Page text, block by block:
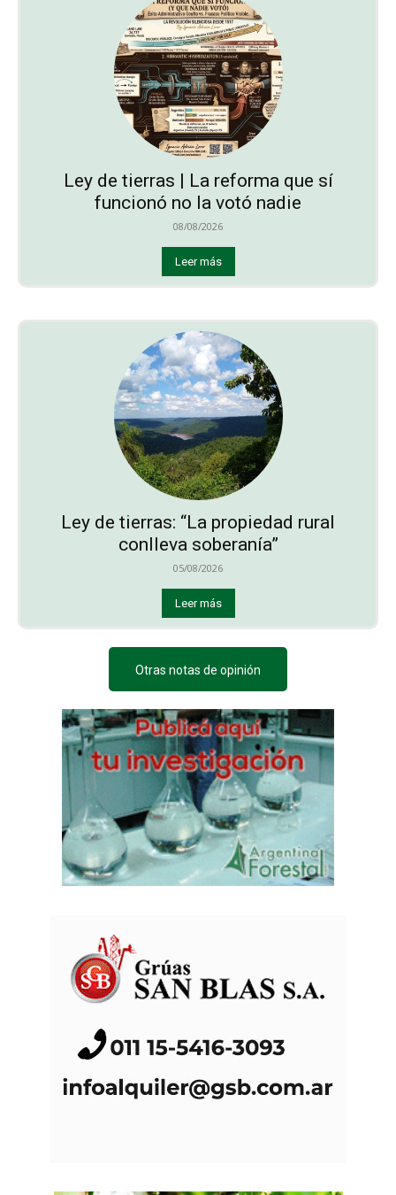
Ley de tierras | La reforma que sí
funcionó no la votó nadie
08/08/2026
Leer más
Ley de tierras: “La propiedad rural
conlleva soberanía”
05/08/2026
Leer más
Otras notas de opinión